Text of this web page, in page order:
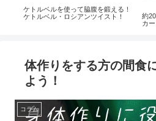
ケトルベルを使って脇腹を鍛える！
ケトルベル・ロシアンツイスト！
約
カー
体作りをする方の間食
よう！
コラム